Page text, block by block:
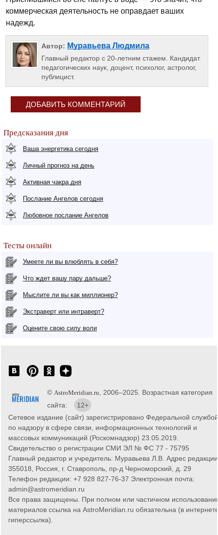
коммерческая деятельность не оправдает ваших
надежд.
Автор: Муравьева Людмила
Главный редактор с 20-летним стажем. Кандидат
педагогических наук, доцент, психолог, астролог,
публицист.
ДОБАВИТЬ КОММЕНТАРИЙ
Предсказания дня
Ваша энергетика сегодня
Личный прогноз на день
Активная чакра дня
Послание Ангелов сегодня
Любовное послание Ангелов
Тесты онлайн
Умеете ли вы влюблять в себя?
Что ждет вашу пару дальше?
Мыслите ли вы как миллионер?
Экстраверт или интраверт?
Оцените свою силу воли
© AstroMeridian.ru , 2006–2025. Возрастная категория
сайта:
12+
Сетевое издание (сайт) зарегистрировано Федеральной службой
по надзору в сфере связи, информационных технологий и
массовых коммуникаций (Роскомнадзор) 23.05.2019.
Свидетельство о регистрации СМИ ЭЛ № ФС 77 - 75795
Главный редактор и учредитель: Муравьева Л.В. Адрес
355018, Россия, г. Ставрополь, пр-д Черноморский, д. 29
Телефон редакции: +7 928 827-76-37 Электронная почта:
admin@astromeridian.ru
Все права защищены. При полном или частичном
материалов ссылка на AstroMeridian.ru обязательна (в
гиперссылка).